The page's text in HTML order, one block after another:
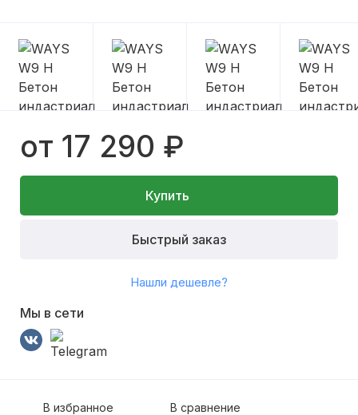
от 17 290 ₽
Купить
Быстрый заказ
Нашли дешевле?
Мы в сети
В избранное В сравнение